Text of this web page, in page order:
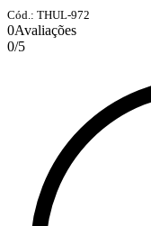
Cód.: THUL-972
0Avaliações
0/5